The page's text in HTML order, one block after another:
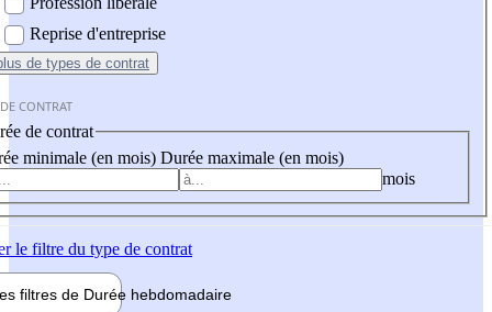
Reprise d'entreprise
de types de contrat
CONTRAT
de contrat
minimale (en mois) Durée maximale (en mois)
mois
le filtre du type de contrat
filtres de Durée hebdomadaire